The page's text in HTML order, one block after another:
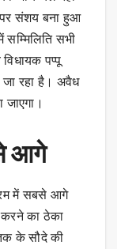
संशय बना हुआ
सभी
पप्पू
जा रहा है। अवैध
जाएगा।
आगे
में सबसे आगे
करने का ठेका
के सौदे की